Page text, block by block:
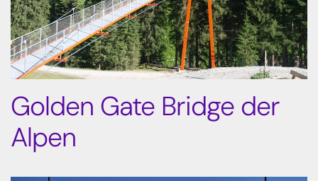
Golden Gate Bridge der
Alpen